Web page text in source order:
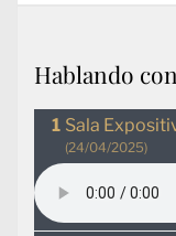
Hablando
Sala
(24/04/2025)